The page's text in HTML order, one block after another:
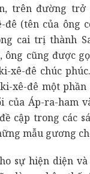
trên đường trở
đê (tên của ông
cai trị thành
ông cũng được
xê-đê chúc
xê-đê một
của Áp-ra-ham
cập trong các
mẫu gương
sự hiện diện